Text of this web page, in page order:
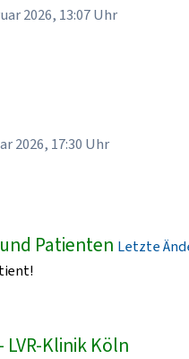
2026, 13:07 Uhr
2026, 17:30 Uhr
Patienten Letzte
Klinik Köln